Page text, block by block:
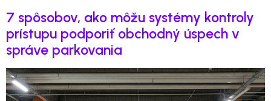
7 spôsobov, ako môžu systémy kontroly
prístupu podporiť obchodný úspech v
správe parkovania